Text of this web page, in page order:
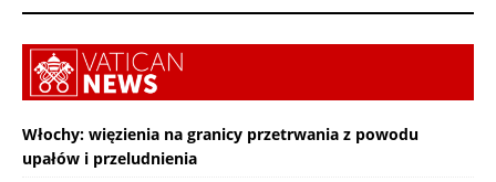
Włochy: więzienia na granicy przetrwania z powodu
upałów i przeludnienia